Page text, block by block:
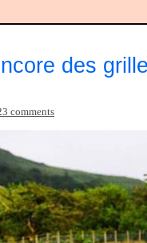
des
comments